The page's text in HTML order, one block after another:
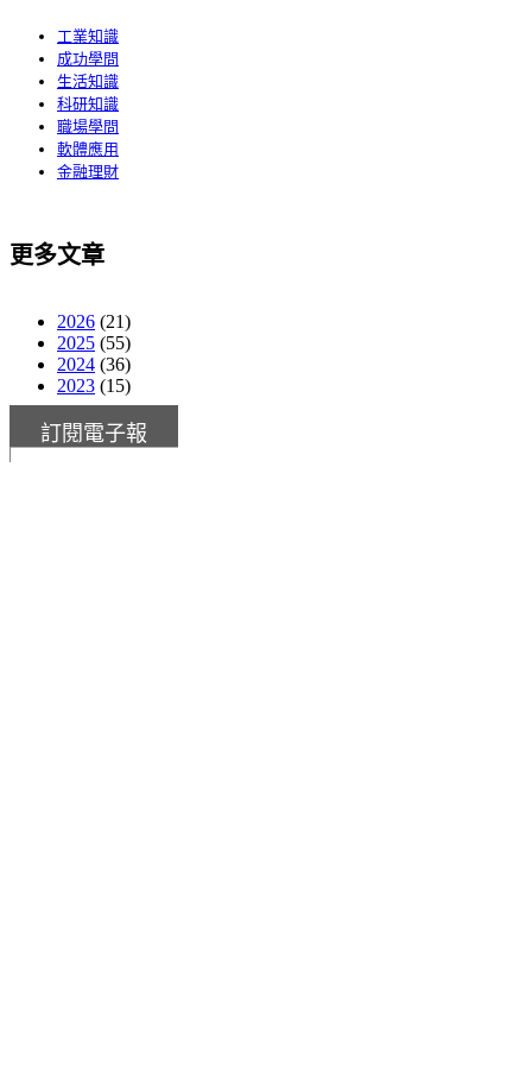
工業知識
成功學問
生活知識
科研知識
職場學問
軟體應用
金融理財
更多文章
2026 (21)
2025 (55)
2024 (36)
2023 (15)
訂閱電子報